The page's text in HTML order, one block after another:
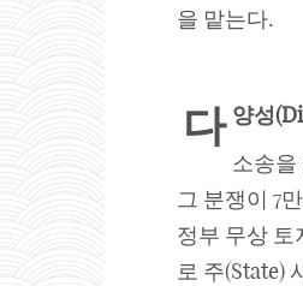
을 맡는다.
다 양성
소송을
그 분쟁이 7
정부 무상 토
로 주(State)